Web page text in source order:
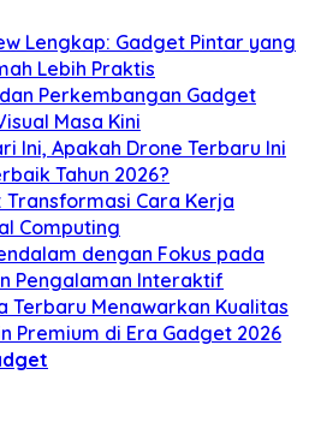
Lengkap: Gadget Pintar yang
Lebih Praktis
Perkembangan Gadget
Masa Kini
Ini, Apakah Drone Terbaru Ini
Tahun 2026?
Transformasi Cara Kerja
Computing
dengan Fokus pada
Pengalaman Interaktif
Terbaru Menawarkan Kualitas
Premium di Era Gadget 2026